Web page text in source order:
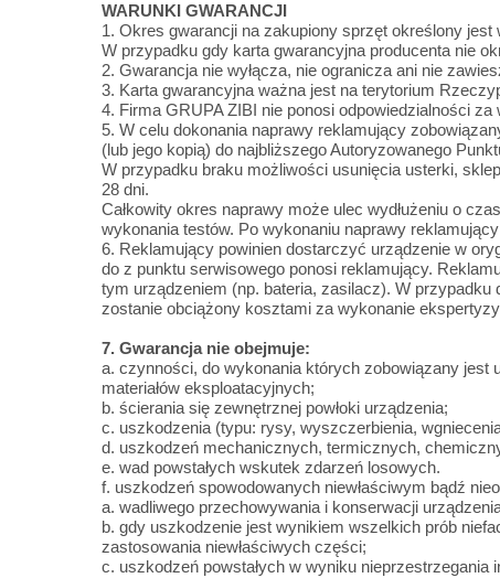
WARUNKI GWARANCJI
1. Okres gwarancji na zakupiony sprzęt określony jest
W przypadku gdy karta gwarancyjna producenta nie
2. Gwarancja nie wyłącza, nie ogranicza ani nie
3. Karta gwarancyjna ważna jest na terytorium
4. Firma GRUPA ZIBI nie ponosi odpowiedzialności
5. W celu dokonania naprawy reklamujący
(lub jego kopią) do najbliższego Autoryzowanego
W przypadku braku możliwości usunięcia usterki,
28 dni.
Całkowity okres naprawy może ulec wydłużeniu o
wykonania testów. Po wykonaniu naprawy
6. Reklamujący powinien dostarczyć urządzenie w
do z punktu serwisowego ponosi reklamujący.
tym urządzeniem (np. bateria, zasilacz). W
zostanie obciążony kosztami za wykonanie
7. Gwarancja nie obejmuje:
a. czynności, do wykonania których zobowiązany jest
materiałów eksploatacyjnych;
b. ścierania się zewnętrznej powłoki urządzenia;
c. uszkodzenia (typu: rysy, wyszczerbienia,
d. uszkodzeń mechanicznych, termicznych,
e. wad powstałych wskutek zdarzeń losowych.
f. uszkodzeń spowodowanych niewłaściwym bądź
a. wadliwego przechowywania i konserwacji
b. gdy uszkodzenie jest wynikiem wszelkich prób
zastosowania niewłaściwych części;
c. uszkodzeń powstałych w wyniku nieprzestrzegania